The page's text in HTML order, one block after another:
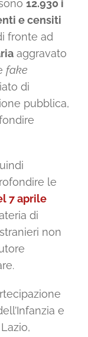
12.930 i
e censiti
fronte ad
aggravato
fake
di
pubblica,
le
7 aprile
di
non
e